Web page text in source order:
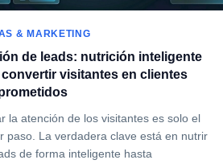
& MARKETING
de leads: nutrición inteligente
convertir visitantes en clientes
la atención de los visitantes es solo el
paso. La verdadera clave está en nutrir
de forma inteligente hasta